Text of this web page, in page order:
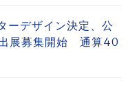
ーデザイン決定、公
展募集開始 通算40